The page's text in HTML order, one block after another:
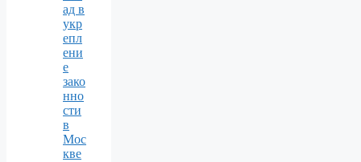
ад в
укр
епл
ени
е
зако
нно
сти
в
Мос
кве